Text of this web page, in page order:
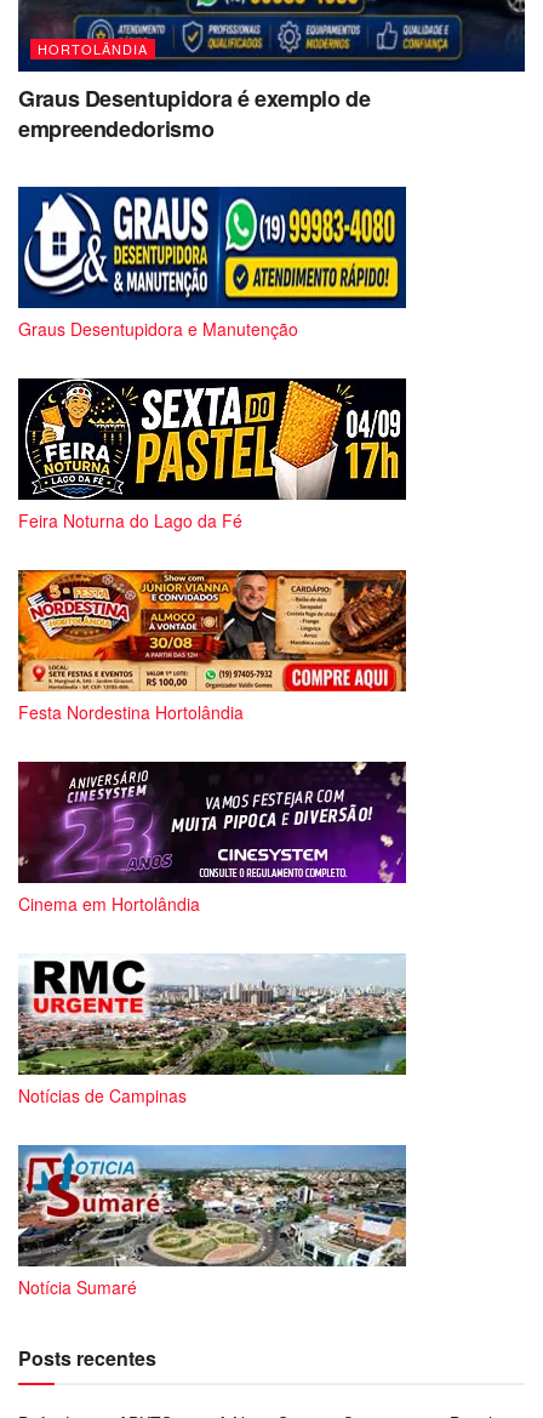
HORTOLÂNDIA
Graus Desentupidora é exemplo de
empreendedorismo
Graus Desentupidora e Manutenção
Feira Noturna do Lago da Fé
Festa Nordestina Hortolândia
Cinema em Hortolândia
Notícias de Campinas
Notícia Sumaré
Posts recentes